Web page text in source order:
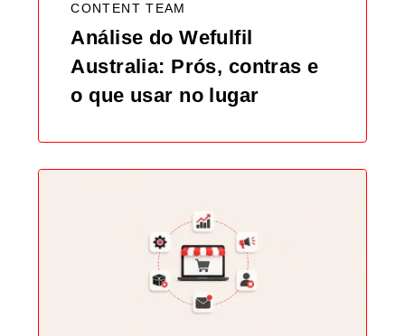
CONTENT TEAM
Análise do Wefulfil
Australia: Prós, contras e
o que usar no lugar